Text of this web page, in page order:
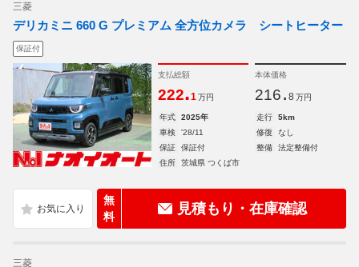
三菱
デリカミニ 660 G プレミアム 全方位カメラ シートヒーター
保証付
支払総額
222.1 万円
本体価格
216. 8 万円
年式 2025年 走行
5km
車検
'28/11 修復
なし
保証
保証付 整備
法定整備付
住所
茨城県 つくば市
無
料
見積もり・在庫確認
三菱